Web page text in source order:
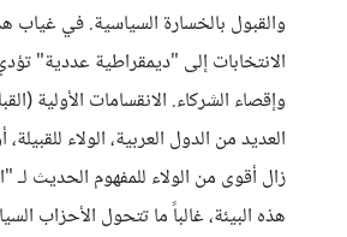
والقبول بالخسارة السياسية. في غياب
الانتخابات إلى "ديمقراطية عددية"
وإقصاء الشركاء. ​الانقسامات الأولية
العديد من الدول العربية، الولاء
زال أقوى من الولاء للمفهوم الحديث لـ
هذه البيئة، غالباً ما تتحول الأحزاب